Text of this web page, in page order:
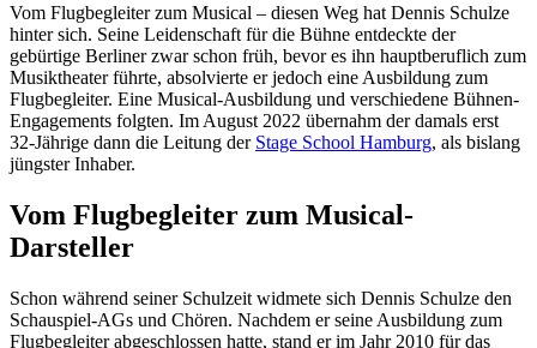
Vom Flugbegleiter zum Musical – diesen Weg hat Dennis Schulze
hinter sich. Seine Leidenschaft für die Bühne entdeckte der
gebürtige Berliner zwar schon früh, bevor es ihn hauptberuflich zum
Musiktheater führte, absolvierte er jedoch eine Ausbildung zum
Flugbegleiter. Eine Musical-Ausbildung und verschiedene Bühnen-
Engagements folgten. Im August 2022 übernahm der damals erst
32-Jährige dann die Leitung der Stage School Hamburg, als bislang
jüngster Inhaber.
Vom Flugbegleiter zum Musical-
Darsteller
Schon während seiner Schulzeit widmete sich Dennis Schulze den
Schauspiel-AGs und Chören. Nachdem er seine Ausbildung zum
Flugbegleiter abgeschlossen hatte, stand er im Jahr 2010 für das